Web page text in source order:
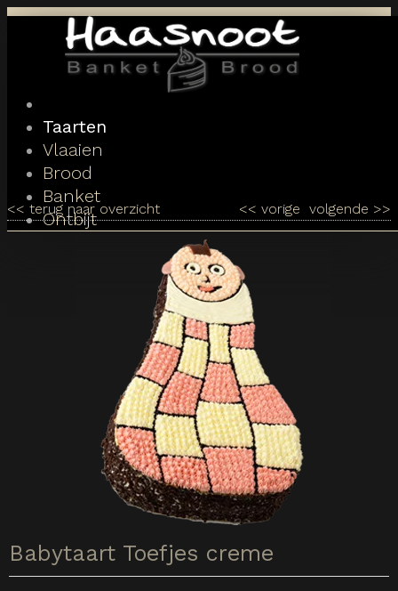
Toggle
navigation
Taarten
Vlaaien
Brood
Banket
Ontbijt
<< terug naar overzicht volgende >>
<< vorige
Babytaart Toefjes creme